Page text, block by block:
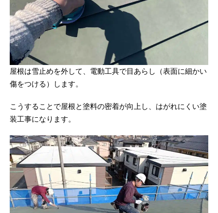
屋根は雪止めを外して、電動工具で目あらし（表面に細かい
傷をつける）します。
こうすることで屋根と塗料の密着が向上し、はがれにくい塗
装工事になります。